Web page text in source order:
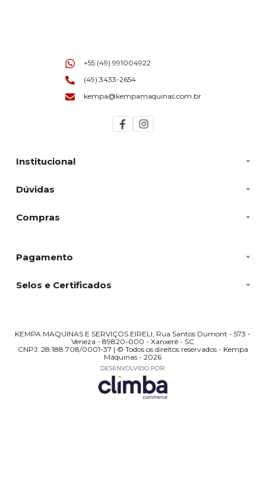
Institucional
Dúvidas
Compras
+55 (49) 991004922
(49) 3433-2654
kempa@kempamaquinas.com.br
Pagamento
Selos e Certificados
KEMPA MAQUINAS E SERVIÇOS EIRELI, Rua Santos Dumont - 573 -
Veneza - 89820-000 - Xanxerê - SC
CNPJ: 28.188.708/0001-37 | © Todos os direitos reservados - Kempa
Máquinas - 2026